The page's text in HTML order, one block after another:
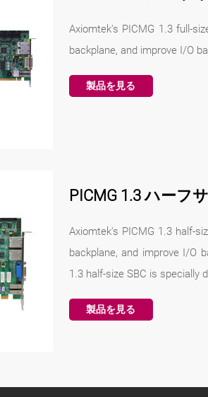
Axiomtek's PICMG 1.3 full-
backplane, and improve I/O
製品を見る
PICMG 1.3 ハーフ
Axiomtek's PICMG 1.3 half-
backplane, and improve I/O
1.3 half-size SBC is specially
製品を見る